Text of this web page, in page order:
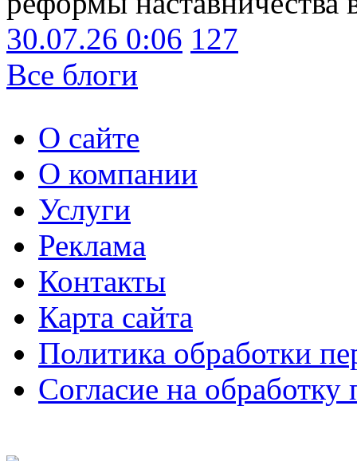
30.07.26 0:06 127
Все блоги
О сайте
О компании
Услуги
Реклама
Контакты
Карта сайта
Политика обработки
Согласие на